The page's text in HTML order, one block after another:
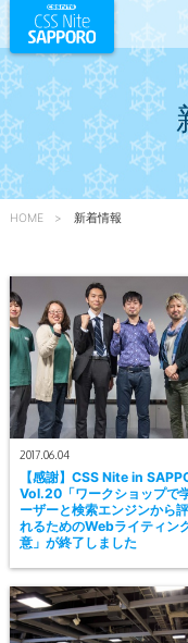
HOME 新着情報
2017.06.04
【感謝】CSS Nite in
Vol.20「ワークショップで
ーザーと検索エンジンから
れるためのWebライティン
意」が終了しました